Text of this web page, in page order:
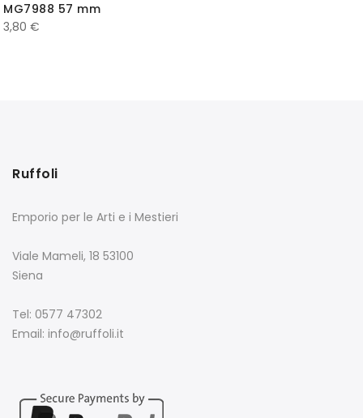
MG7988 57 mm
3,80 €
Ruffoli
Emporio per le Arti e i Mestieri
Viale Mameli, 18 53100
Siena
Tel: 0577 47302
Email: info@ruffoli.it